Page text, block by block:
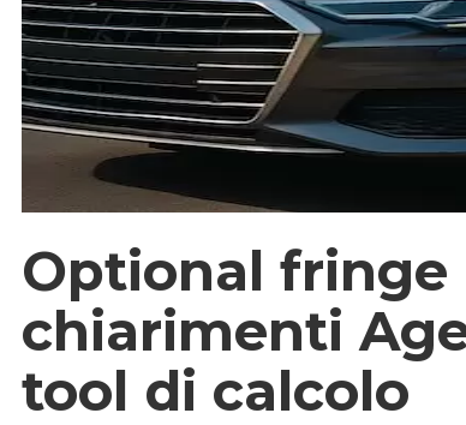
Optional
chiarimenti
tool di calcolo